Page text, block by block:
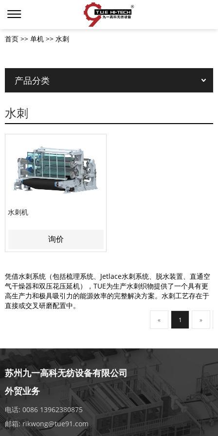
首页 >> 单机 >> 水刺
产品分类
水刺
水刺机
询价
凭借水刺系统（包括梳理系统、Jetlace水刺系统、脱水装置、直通空
气干燥器和双压花压延机），TUE为生产水刺织物提供了一个具有更
高生产力和极具吸引力的能源效率的完整解决方案。水刺工艺存在于
直接或交叉研磨配置中。
« 1 »
苏州九一高科无纺设备有限公司
外贸业务
电话: 0086 13962380875
邮箱: rikwong@tue91.com